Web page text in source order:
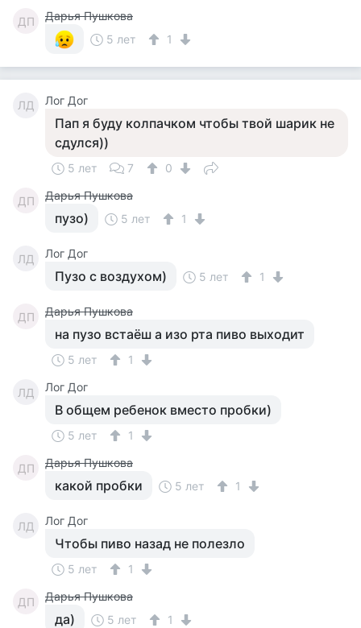
ДП
Дарья Пушкова
5 лет
1
ЛД Лог Дог
Пап я буду колпачком чтобы твой шарик не
сдулся))
5 лет 7 0
ДП Дарья Пушкова
пузо) 5 лет 1
ЛД Лог Дог
Пузо с воздухом) 5 лет 1
ДП Дарья Пушкова
на пузо встаёш а изо рта пиво выходит
5 лет 1
ЛД Лог Дог
В общем ребенок вместо пробки)
5 лет 1
ДП Дарья Пушкова
какой пробки 5 лет 1
ЛД Лог Дог
Чтобы пиво назад не полезло
5 лет 1
ДП Дарья Пушкова
да) 5 лет 1